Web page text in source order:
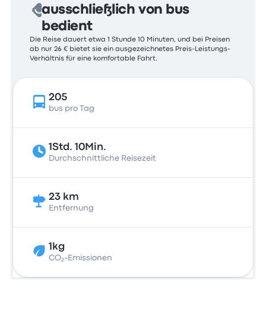
ausschließlich von bus
bedient
Die Reise dauert etwa 1 Stunde 10 Minuten, und bei Preisen
ab nur 26 € bietet sie ein ausgezeichnetes Preis-Leistungs-
Verhältnis für eine komfortable Fahrt.
205
bus pro Tag
1Std. 10Min.
Durchschnittliche Reisezeit
23 km
Entfernung
1kg
CO₂-Emissionen